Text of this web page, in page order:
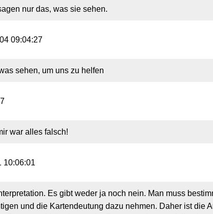
nur das, was sie sehen.
09:04:27
sehen, um uns zu helfen
war alles falsch!
10:06:01
Es gibt weder ja noch nein. Man muss
und die Kartendeutung dazu nehmen. Daher ist die